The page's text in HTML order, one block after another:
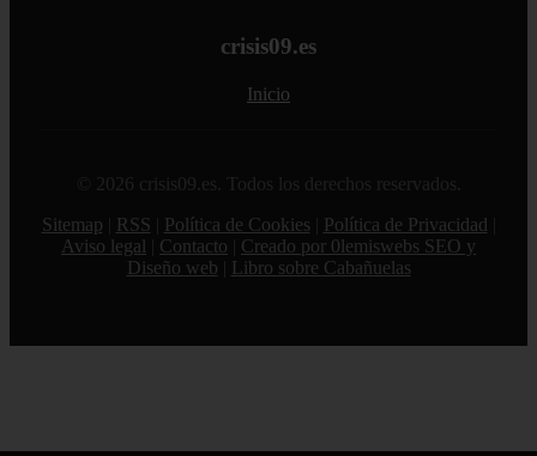
crisis09.es
Inicio
© 2026 crisis09.es. Todos los derechos reservados.
Sitemap
RSS Política de Cookies Política de Privacidad
Aviso legal
Contacto
Creado por 0lemiswebs SEO y
Diseño web
Libro sobre Cabañuelas